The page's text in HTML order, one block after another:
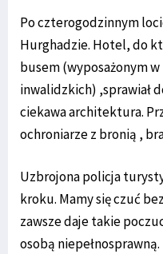
Po czterogodzinnym
Hurghadzie. Hotel, do
busem (wyposażonym
inwalidzkich) ,sprawiał
ciekawa architektura.
ochroniarze z bronią ,
Uzbrojona policja
kroku. Mamy się czuć
zawsze daje takie
osobą